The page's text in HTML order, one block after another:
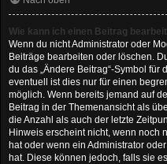
Wie kann ich einen Beitrag
Wenn du nicht Administrator oder
Beiträge bearbeiten oder löschen.
du das „Ändere Beitrag“-Symbol
eventuell ist dies nur für einen
möglich. Wenn bereits jemand auf
Beitrag in der Themenansicht als
die Anzahl als auch der letzte
Hinweis erscheint nicht, wenn noch
hat oder wenn ein Administrator
hat. Diese können jedoch, falls sie